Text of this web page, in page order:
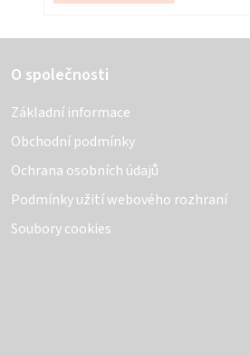
O společnosti
Základní informace
Obchodní podmínky
Ochrana osobních údajů
Podmínky užití webového rozhraní
Soubory cookies